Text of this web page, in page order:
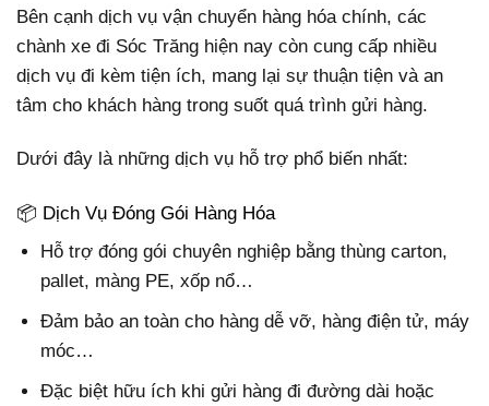
Bên cạnh dịch vụ vận chuyển hàng hóa chính, các
chành xe đi Sóc Trăng hiện nay còn cung cấp nhiều
dịch vụ đi kèm tiện ích, mang lại sự thuận tiện và an
tâm cho khách hàng trong suốt quá trình gửi hàng.
Dưới đây là những dịch vụ hỗ trợ phổ biến nhất:
📦 Dịch Vụ Đóng Gói Hàng Hóa
Hỗ trợ đóng gói chuyên nghiệp bằng thùng carton,
pallet, màng PE, xốp nổ…
Đảm bảo an toàn cho hàng dễ vỡ, hàng điện tử, máy
móc…
Đặc biệt hữu ích khi gửi hàng đi đường dài hoặc